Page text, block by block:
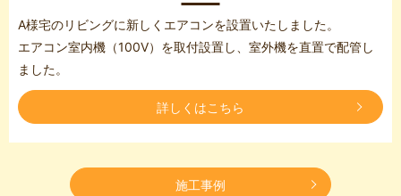
A様宅のリビングに新しくエアコンを設置いたしました。
エアコン室内機（100V）を取付設置し、室外機を直置で配管し
ました。
詳しくはこちら
施工事例